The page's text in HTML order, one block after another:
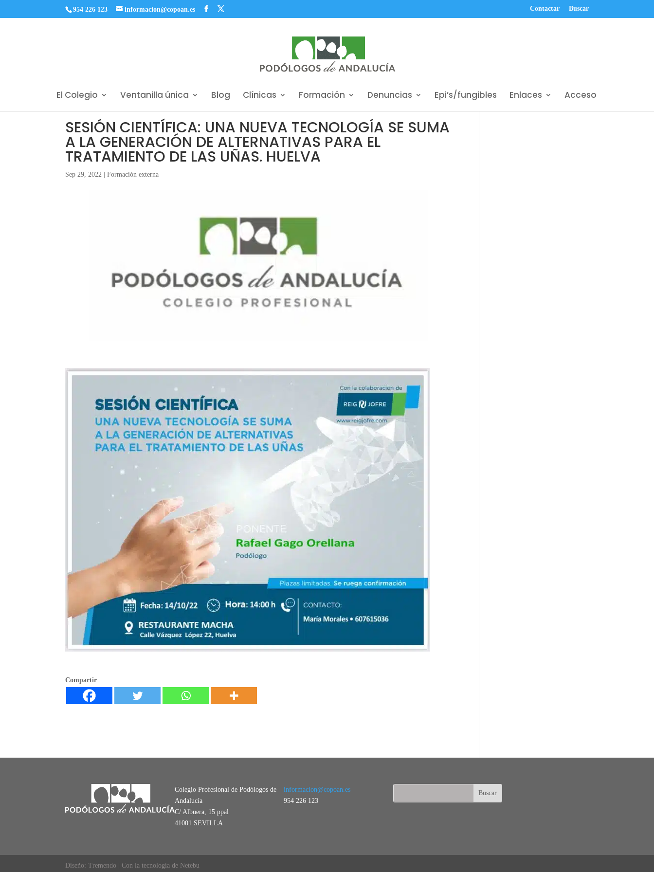
954 226 123 informacion@copoan.es Contactar Buscar
El Colegio Ventanilla única Blog Clínicas Formación Denuncias Epi’s/fungibles Enlaces Acceso
SESIÓN CIENTÍFICA: UNA NUEVA TECNOLOGÍA SE SUMA
A LA GENERACIÓN DE ALTERNATIVAS PARA EL
TRATAMIENTO DE LAS UÑAS. HUELVA
Sep 29, 2022 |Formación externa
Compartir
Colegio Profesional de Podólogos de
Andalucía
C/ Albuera, 15 ppal
41001 SEVILLA
informacion@copoan.es
954 226 123
Diseño: Tremendo | Con la tecnología de Netebu